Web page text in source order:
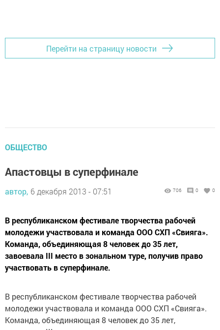
Перейти на страницу новости
ОБЩЕСТВО
Апастовцы в суперфинале
автор, 6 декабря 2013 - 07:51 706 0 0
В республиканском фестивале творчества рабочей
молодежи участвовала и команда ООО СХП «Свияга».
Команда, объединяющая 8 человек до 35 лет,
завоевала III место в зональном туре, получив право
участвовать в суперфинале.
В республиканском фестивале творчества рабочей
молодежи участвовала и команда ООО СХП «Свияга».
Команда, объединяющая 8 человек до 35 лет,